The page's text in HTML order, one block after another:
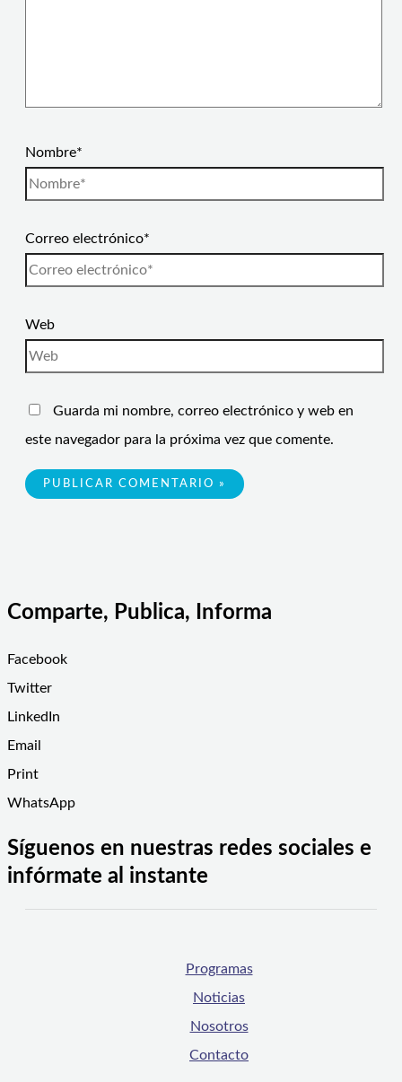
Nombre*
Correo electrónico*
Web
Guarda mi nombre, correo electrónico y web en
este navegador para la próxima vez que comente.
Comparte, Publica, Informa
Facebook
Twitter
LinkedIn
Email
Print
WhatsApp
Síguenos en nuestras redes sociales e
infórmate al instante
Programas
Noticias
Nosotros
Contacto